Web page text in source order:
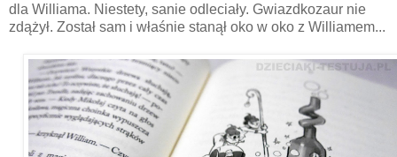
dla Williama. Niestety, sanie odleciały. Gwiazdkozaur nie
zdążył. Został sam i właśnie stanął oko w oko z Williamem...